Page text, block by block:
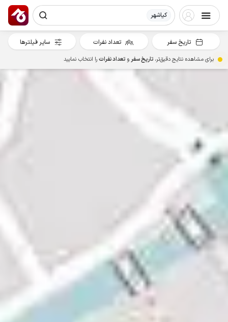
کیاشهر
تاریخ سفر تعداد نفرات سایر فیلترها
برای مشاهده نتایج دقیق‌تر، تاریخ سفرو تعداد نفراترا انتخاب نمایید